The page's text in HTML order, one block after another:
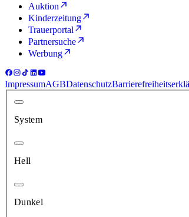
Auktion
Kinderzeitung
Trauerportal
Partnersuche
Werbung
ImpressumAGBDatenschutz
System
Hell
Dunkel